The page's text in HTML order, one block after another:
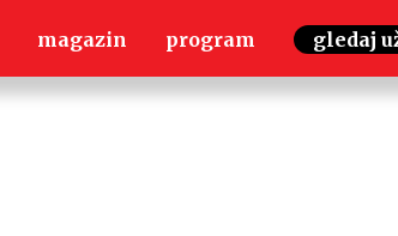
magazin program gledaj